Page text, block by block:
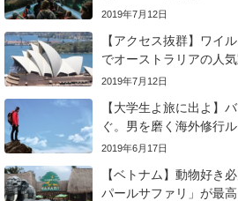
2019年7月12日
【アクセス抜群】ワイ
でオーストラリアの人気
2019年7月12日
【大学生よ旅に出よ】
ぐ。男を磨く海外修行ル
2019年6月17日
【ベトナム】動物好き
パールサファリ」が最